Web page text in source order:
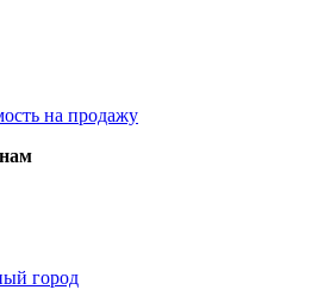
на продажу
город